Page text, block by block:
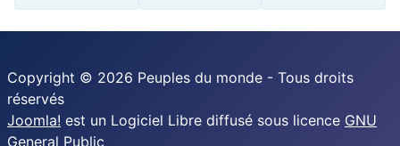
Copyright © 2026 Peuples du monde - Tous droits
réservés
Joomla! est un Logiciel Libre diffusé sous licence GNU
General Public